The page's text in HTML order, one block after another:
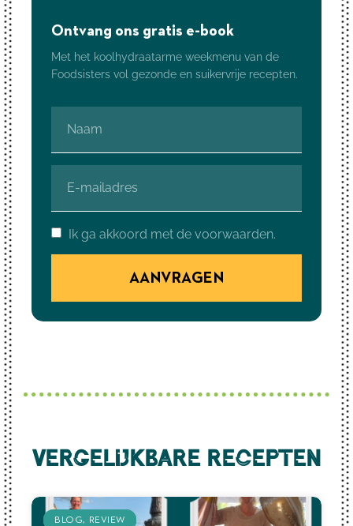
Ontvang ons gratis e-book
Met het koolhydraatarme weekmenu van de
Foodsisters vol gezonde en suikervrije recepten.
Ik ga akkoord met de voorwaarden.
AANVRAGEN
Vergelijkbare recepten
BLOG REVIEW
BLOG REVIEW
BLOG REVIEW